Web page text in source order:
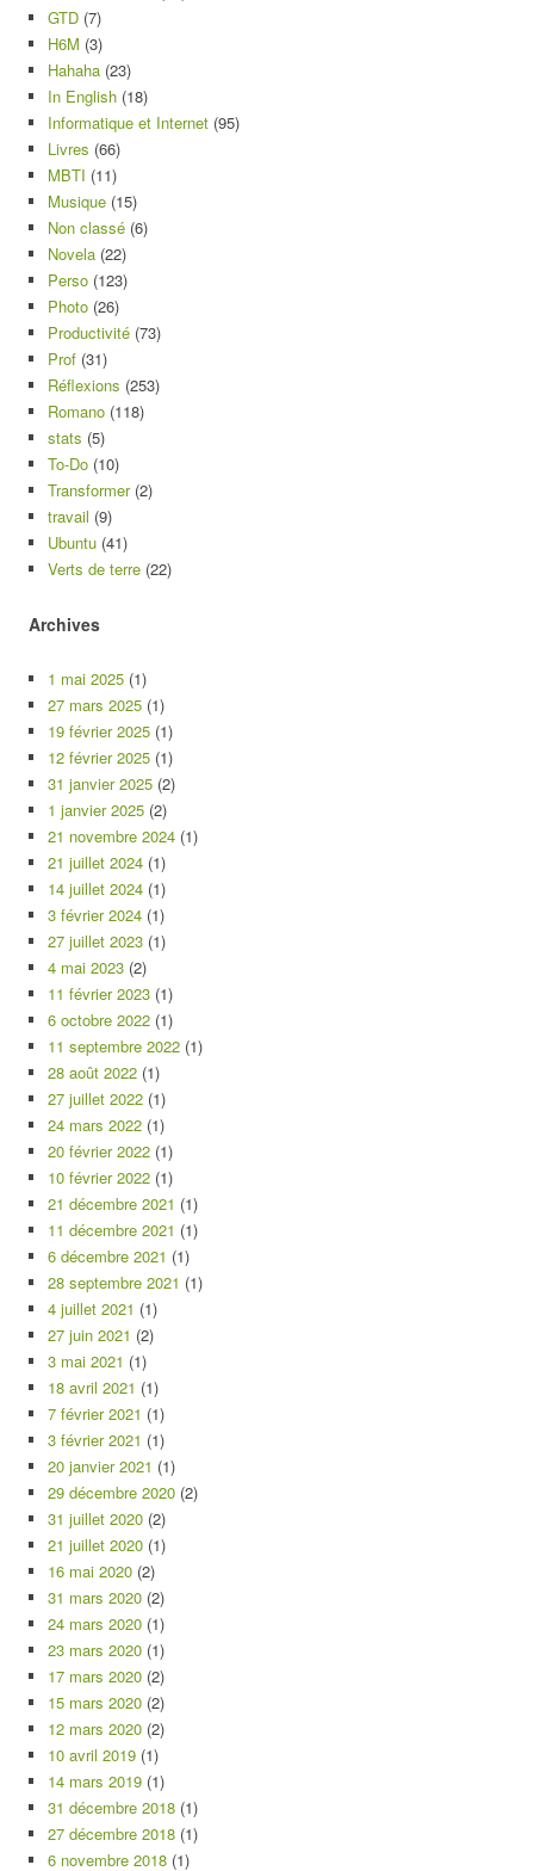
GTD (7)
H6M (3)
Hahaha (23)
In English (18)
Informatique et Internet (95)
Livres (66)
MBTI (11)
Musique (15)
Non classé (6)
Novela (22)
Perso (123)
Photo (26)
Productivité (73)
Prof (31)
Réflexions (253)
Romano (118)
stats (5)
To-Do (10)
Transformer(2)
travail (9)
Ubuntu (41)
Verts de terre (22)
Archives
1 mai 2025 (1)
27 mars 2025 (1)
19 février 2025 (1)
12 février 2025 (1)
31 janvier 2025 (2)
1 janvier 2025 (2)
21 novembre 2024 (1)
21 juillet 2024 (1)
14 juillet 2024 (1)
3 février 2024 (1)
27 juillet 2023 (1)
4 mai 2023 (2)
11 février 2023 (1)
6 octobre 2022 (1)
11 septembre 2022 (1)
28 août 2022 (1)
27 juillet 2022 (1)
24 mars 2022 (1)
20 février 2022 (1)
10 février 2022 (1)
21 décembre 2021 (1)
11 décembre 2021 (1)
6 décembre 2021 (1)
28 septembre 2021 (1)
4 juillet 2021 (1)
27 juin 2021 (2)
3 mai 2021 (1)
18 avril 2021 (1)
7 février 2021 (1)
3 février 2021 (1)
20 janvier 2021 (1)
29 décembre 2020 (2)
31 juillet 2020 (2)
21 juillet 2020 (1)
16 mai 2020 (2)
31 mars 2020 (2)
24 mars 2020 (1)
23 mars 2020 (1)
17 mars 2020 (2)
15 mars 2020 (2)
12 mars 2020 (2)
10 avril 2019 (1)
14 mars 2019 (1)
31 décembre 2018 (1)
27 décembre 2018 (1)
6 novembre 2018 (1)